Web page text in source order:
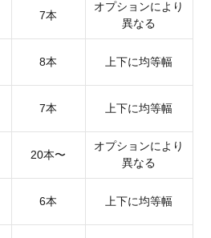
7本
オプションにより
異なる
8本 上下に均等幅
7本 上下に均等幅
20本〜
オプションにより
異なる
6本 上下に均等幅